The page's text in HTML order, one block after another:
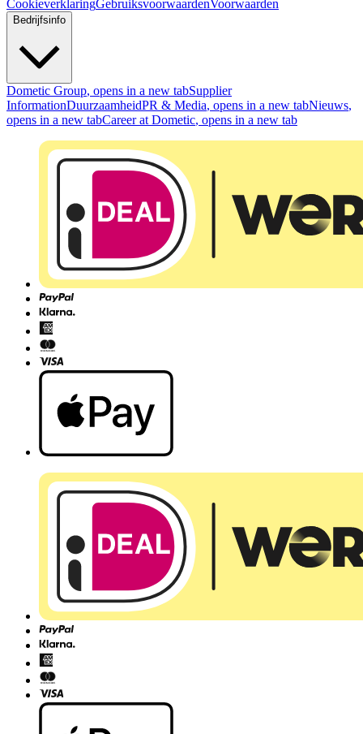
CookieverklaringGebruiksvoorwaardenVoorwaarden
Bedrijfsinfo
Dometic Group, opens in a new tabSupplier
InformationDuurzaamheidPR & Media, opens in a new tabNieuws,
opens in a new tabCareer at Dometic, opens in a new tab